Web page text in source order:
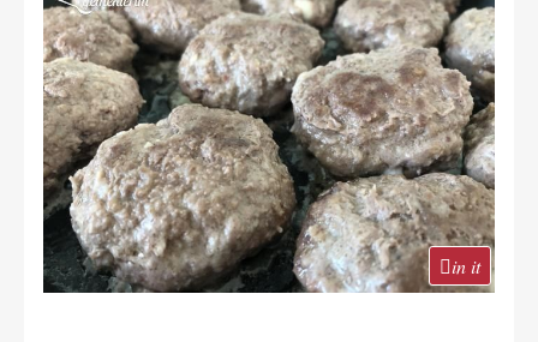
in it